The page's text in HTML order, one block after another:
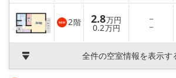
2階 2.8万円
0.2万円
－
－
全件の空室情報を表示す